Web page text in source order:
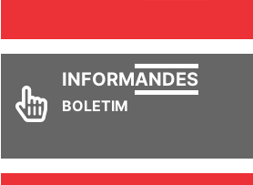
INFORMANDES
BOLETIM